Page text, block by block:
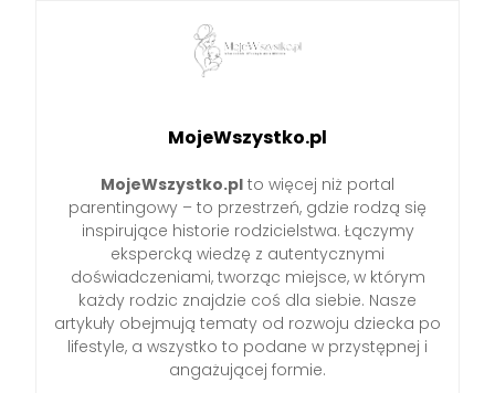
MojeWszystko.pl
MojeWszystko.pl to więcej niż portal
parentingowy – to przestrzeń, gdzie rodzą się
inspirujące historie rodzicielstwa. Łączymy
ekspercką wiedzę z autentycznymi
doświadczeniami, tworząc miejsce, w którym
każdy rodzic znajdzie coś dla siebie. Nasze
artykuły obejmują tematy od rozwoju dziecka po
lifestyle, a wszystko to podane w przystępnej i
angażującej formie.